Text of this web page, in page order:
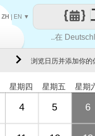
..在
ZH | EN ▼
浏览日历并添加你的
星期四 星期五 星期
4 5 6